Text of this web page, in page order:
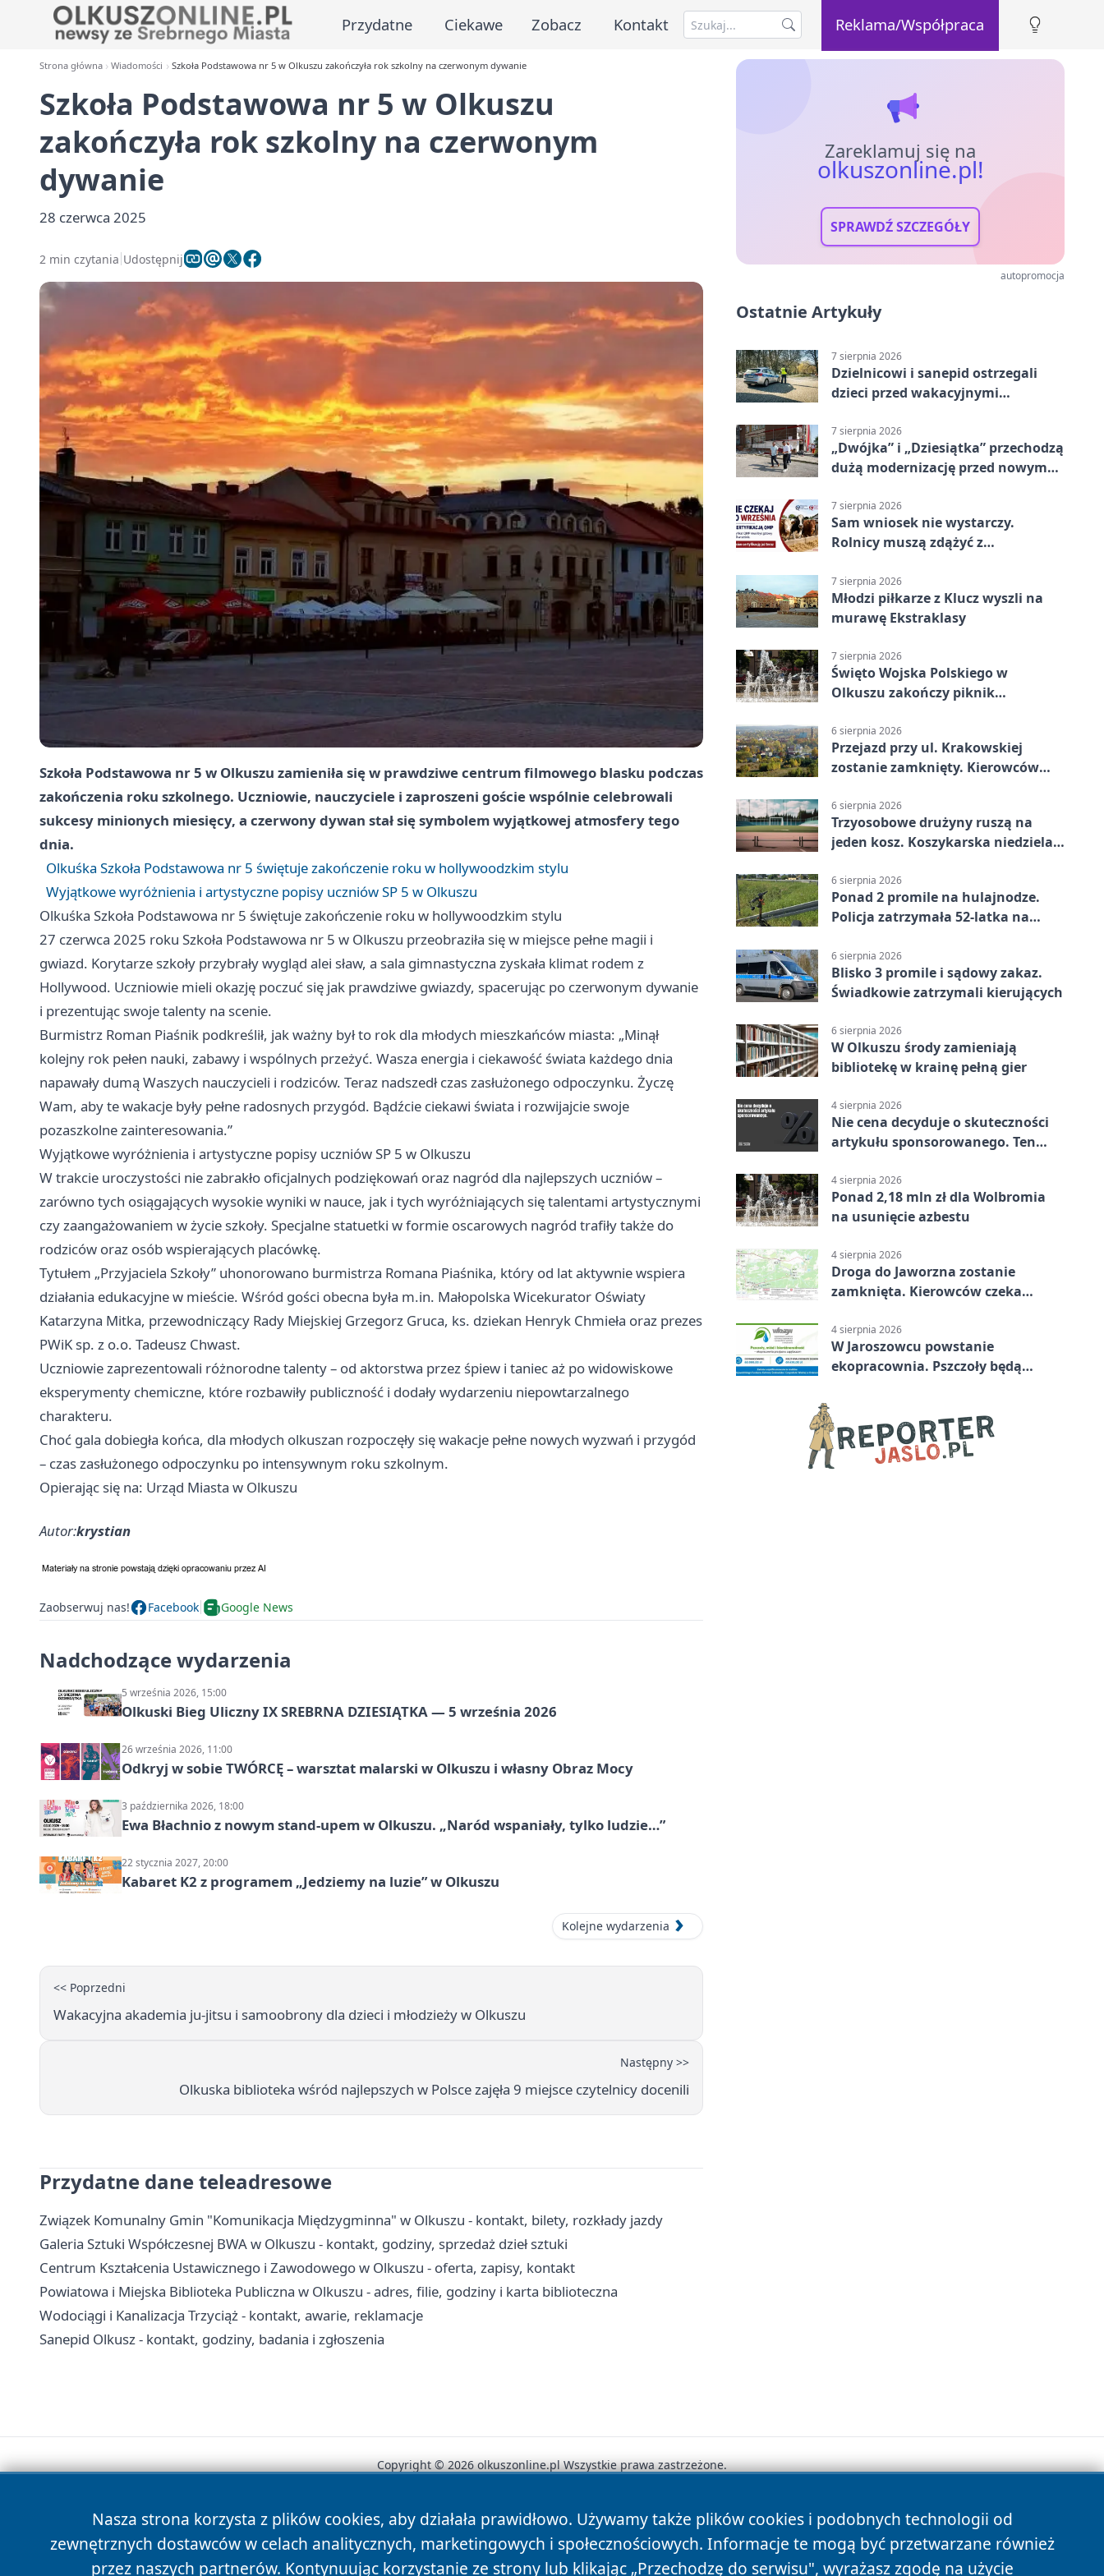
Przydatne Ciekawe Zobacz Kontakt Reklama/Współpraca
Strona główna Wiadomości Szkoła Podstawowa nr 5 w Olkuszu zakończyła rok szkolny na czerwonym dywanie
Szkoła Podstawowa nr 5 w Olkuszu
zakończyła rok szkolny na czerwonym
dywanie
28 czerwca 2025
2 min czytania Udostępnij
Szkoła Podstawowa nr 5 w Olkuszu zamieniła się w prawdziwe centrum filmowego blasku podczas
zakończenia roku szkolnego. Uczniowie, nauczyciele i zaproszeni goście wspólnie celebrowali
sukcesy minionych miesięcy, a czerwony dywan stał się symbolem wyjątkowej atmosfery tego
dnia.
Olkuśka Szkoła Podstawowa nr 5 świętuje zakończenie roku w hollywoodzkim stylu
Wyjątkowe wyróżnienia i artystyczne popisy uczniów SP 5 w Olkuszu
Olkuśka Szkoła Podstawowa nr 5 świętuje zakończenie roku w hollywoodzkim stylu
27 czerwca 2025 roku Szkoła Podstawowa nr 5 w Olkuszu przeobraziła się w miejsce pełne magii i
gwiazd. Korytarze szkoły przybrały wygląd alei sław, a sala gimnastyczna zyskała klimat rodem z
Hollywood. Uczniowie mieli okazję poczuć się jak prawdziwe gwiazdy, spacerując po czerwonym dywanie
i prezentując swoje talenty na scenie.
Burmistrz Roman Piaśnik podkreślił, jak ważny był to rok dla młodych mieszkańców miasta: „Minął
kolejny rok pełen nauki, zabawy i wspólnych przeżyć. Wasza energia i ciekawość świata każdego dnia
napawały dumą Waszych nauczycieli i rodziców. Teraz nadszedł czas zasłużonego odpoczynku. Życzę
Wam, aby te wakacje były pełne radosnych przygód. Bądźcie ciekawi świata i rozwijajcie swoje
pozaszkolne zainteresowania.”
Wyjątkowe wyróżnienia i artystyczne popisy uczniów SP 5 w Olkuszu
W trakcie uroczystości nie zabrakło oficjalnych podziękowań oraz nagród dla najlepszych uczniów –
zarówno tych osiągających wysokie wyniki w nauce, jak i tych wyróżniających się talentami artystycznymi
czy zaangażowaniem w życie szkoły. Specjalne statuetki w formie oscarowych nagród trafiły także do
rodziców oraz osób wspierających placówkę.
Tytułem „Przyjaciela Szkoły” uhonorowano burmistrza Romana Piaśnika, który od lat aktywnie wspiera
działania edukacyjne w mieście. Wśród gości obecna była m.in. Małopolska Wicekurator Oświaty
Katarzyna Mitka, przewodniczący Rady Miejskiej Grzegorz Gruca, ks. dziekan Henryk Chmieła oraz prezes
PWiK sp. z o.o. Tadeusz Chwast.
Uczniowie zaprezentowali różnorodne talenty – od aktorstwa przez śpiew i taniec aż po widowiskowe
eksperymenty chemiczne, które rozbawiły publiczność i dodały wydarzeniu niepowtarzalnego
charakteru.
Choć gala dobiegła końca, dla młodych olkuszan rozpoczęły się wakacje pełne nowych wyzwań i przygód
– czas zasłużonego odpoczynku po intensywnym roku szkolnym.
Opierając się na: Urząd Miasta w Olkuszu
Autor:krystian
Zaobserwuj nas! Facebook Google News
Nadchodzące wydarzenia
5 września 2026, 15:00
Olkuski Bieg Uliczny IX SREBRNA DZIESIĄTKA — 5 września 2026
26 września 2026, 11:00
Odkryj w sobie TWÓRCĘ – warsztat malarski w Olkuszu i własny Obraz Mocy
3 października 2026, 18:00
Ewa Błachnio z nowym stand-upem w Olkuszu. „Naród wspaniały, tylko ludzie…”
22 stycznia 2027, 20:00
Kabaret K2 z programem „Jedziemy na luzie” w Olkuszu
Kolejne wydarzenia
<< Poprzedni
Wakacyjna akademia ju-jitsu i samoobrony dla dzieci i młodzieży w Olkuszu
Następny >>
Olkuska biblioteka wśród najlepszych w Polsce zajęła 9 miejsce czytelnicy docenili
Przydatne dane teleadresowe
Związek Komunalny Gmin "Komunikacja Międzygminna" w Olkuszu - kontakt, bilety, rozkłady jazdy
Galeria Sztuki Współczesnej BWA w Olkuszu - kontakt, godziny, sprzedaż dzieł sztuki
Centrum Kształcenia Ustawicznego i Zawodowego w Olkuszu - oferta, zapisy, kontakt
Powiatowa i Miejska Biblioteka Publiczna w Olkuszu - adres, filie, godziny i karta biblioteczna
Wodociągi i Kanalizacja Trzyciąż - kontakt, awarie, reklamacje
Sanepid Olkusz - kontakt, godziny, badania i zgłoszenia
Zareklamuj się na
olkuszonline.pl!
SPRAWDŹ SZCZEGÓŁY
autopromocja
Ostatnie Artykuły
7 sierpnia 2026
Dzielnicowi i sanepid ostrzegali
dzieci przed wakacyjnymi
7 sierpnia 2026
„Dwójka” i „Dziesiątka” przechodzą
dużą modernizację przed nowym
7 sierpnia 2026
Sam wniosek nie wystarczy.
Rolnicy muszą zdążyć z
7 sierpnia 2026
Młodzi piłkarze z Klucz wyszli na
murawę Ekstraklasy
7 sierpnia 2026
Święto Wojska Polskiego w
Olkuszu zakończy piknik
6 sierpnia 2026
Przejazd przy ul. Krakowskiej
zostanie zamknięty. Kierowców
6 sierpnia 2026
Trzyosobowe drużyny ruszą na
jeden kosz. Koszykarska niedziela
6 sierpnia 2026
Ponad 2 promile na hulajnodze.
Policja zatrzymała 52-latka na
6 sierpnia 2026
Blisko 3 promile i sądowy zakaz.
Świadkowie zatrzymali kierujących
6 sierpnia 2026
W Olkuszu środy zamieniają
bibliotekę w krainę pełną gier
4 sierpnia 2026
Nie cena decyduje o skuteczności
artykułu sponsorowanego. Ten
4 sierpnia 2026
Ponad 2,18 mln zł dla Wolbromia
na usunięcie azbestu
4 sierpnia 2026
Droga do Jaworzna zostanie
zamknięta. Kierowców czeka
4 sierpnia 2026
W Jaroszowcu powstanie
ekopracownia. Pszczoły będą
Nasza strona korzysta z plików cookies, aby działała prawidłowo. Używamy także plików cookies i podobnych technologii od
zewnętrznych dostawców w celach analitycznych, marketingowych i społecznościowych. Informacje te mogą być przetwarzane również
przez naszych partnerów. Kontynuując korzystanie ze strony lub klikając „Przechodzę do serwisu", wyrażasz zgodę na użycie
Copyright © 2026 olkuszonline.pl Wszystkie prawa zastrzeżone.
News Autorzy Polityka Prywatności Polityka Cookies